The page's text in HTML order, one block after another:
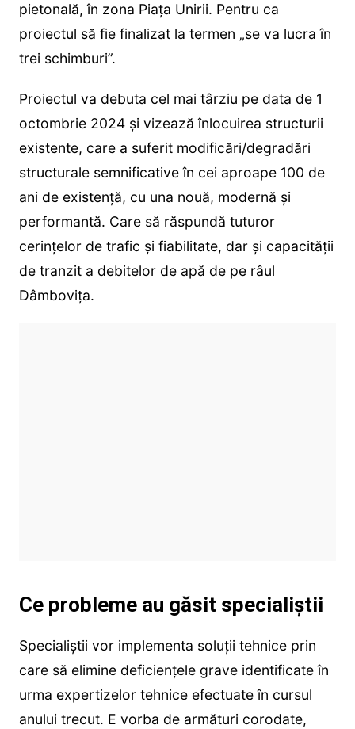
pietonală, în zona Piața Unirii. Pentru ca
proiectul să fie finalizat la termen „se va lucra în
trei schimburi”.
Proiectul va debuta cel mai târziu pe data de 1
octombrie 2024 și vizează înlocuirea structurii
existente, care a suferit modificări/degradări
structurale semnificative în cei aproape 100 de
ani de existență, cu una nouă, modernă și
performantă. Care să răspundă tuturor
cerințelor de trafic și fiabilitate, dar și capacității
de tranzit a debitelor de apă de pe râul
Dâmbovița.
Ce probleme au găsit specialiștii
Specialiștii vor implementa soluții tehnice prin
care să elimine deficiențele grave identificate în
urma expertizelor tehnice efectuate în cursul
anului trecut. E vorba de armături corodate,